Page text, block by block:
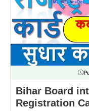
Bihar Board
Registration